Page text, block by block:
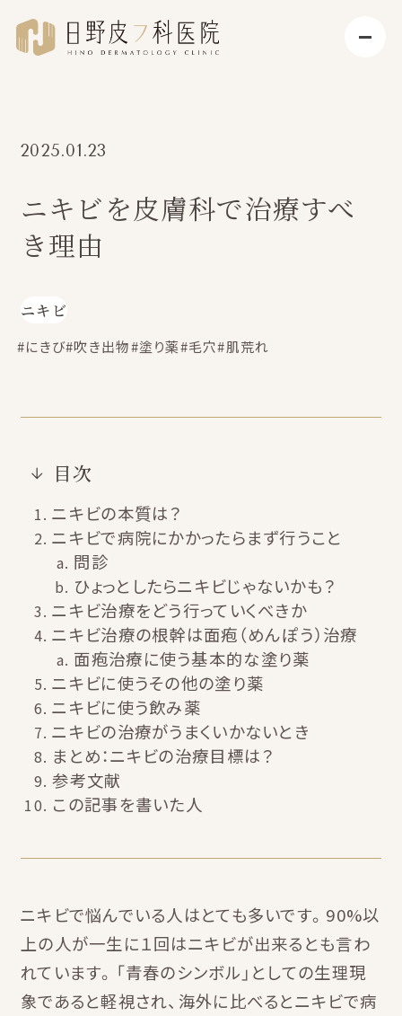
2025.01.23
ニキビを皮膚科で治療すべ
き理由
ニキビ
#にきび#吹き出物#塗り薬#毛穴#肌荒れ
目次
ニキビの本質は？
ニキビで病院にかかったらまず行うこと
問診
ひょっとしたらニキビじゃないかも？
ニキビ治療をどう行っていくべきか
ニキビ治療の根幹は面疱（めんぽう）治療
面疱治療に使う基本的な塗り薬
ニキビに使うその他の塗り薬
ニキビに使う飲み薬
ニキビの治療がうまくいかないとき
まとめ：ニキビの治療目標は？
参考文献
この記事を書いた人
ニキビで悩んでいる人はとても多いです。90%以
上の人が一生に１回はニキビが出来るとも言わ
れています。「青春のシンボル」としての生理現
象であると軽視され、海外に比べるとニキビで病